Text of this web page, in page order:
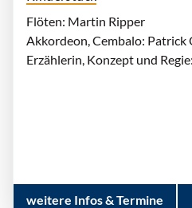
Flöten: Martin Ripper
Akkordeon, Cembalo: Patrick
Erzählerin, Konzept und
weitere Infos & Termine